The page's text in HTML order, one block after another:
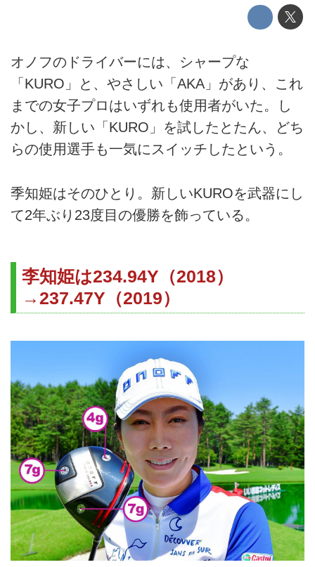
オノフのドライバーには、シャープな
「KURO」と、やさしい「AKA」があり、これ
までの女子プロはいずれも使用者がいた。し
かし、新しい「KURO」を試したとたん、どち
らの使用選手も一気にスイッチしたという。
季知姫はそのひとり。新しいKUROを武器にし
て2年ぶり23度目の優勝を飾っている。
李知姫は234.94Y（2018）
→237.47Y（2019）